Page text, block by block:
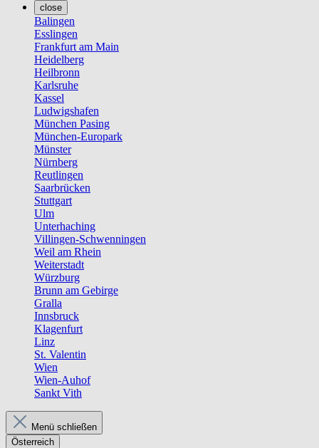
close
Balingen
Esslingen
Frankfurt am Main
Heidelberg
Heilbronn
Karlsruhe
Kassel
Ludwigshafen
München Pasing
München-Europark
Münster
Nürnberg
Reutlingen
Saarbrücken
Stuttgart
Ulm
Unterhaching
Villingen-Schwenningen
Weil am Rhein
Weiterstadt
Würzburg
Brunn am Gebirge
Gralla
Innsbruck
Klagenfurt
Linz
St. Valentin
Wien
Wien-Auhof
Sankt Vith
Menü schließen
Österreich